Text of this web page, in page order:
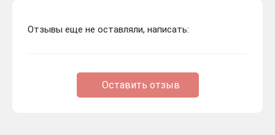
Отзывы еще не оставляли, написать:
Оставить отзыв